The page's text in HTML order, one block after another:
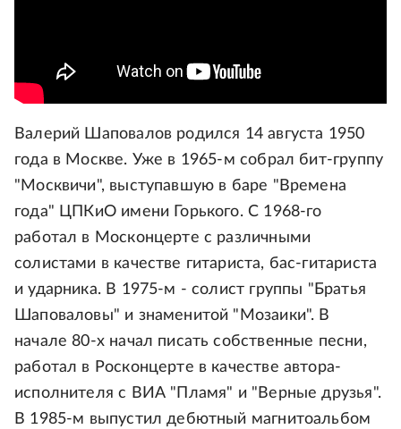
Валерий Шаповалов родился 14 августа 1950
года в Москве. Уже в 1965-м собрал бит-группу
"Москвичи", выступавшую в баре "Времена
года" ЦПКиО имени Горького. С 1968-го
работал в Москонцерте с различными
солистами в качестве гитариста, бас-гитариста
и ударника. В 1975-м - солист группы "Братья
Шаповаловы" и знаменитой "Мозаики". В
начале 80-х начал писать собственные песни,
работал в Росконцерте в качестве автора-
исполнителя с ВИА "Пламя" и "Верные друзья".
В 1985-м выпустил дебютный магнитоальбом